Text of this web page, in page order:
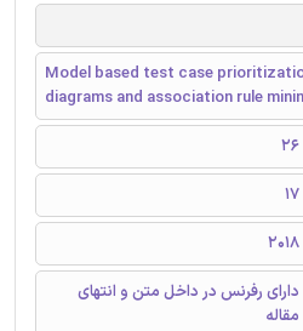
Model based test case
diagrams and association rule
26
17
2018
دارای رفرنس در داخل متن و انتهای
مقاله